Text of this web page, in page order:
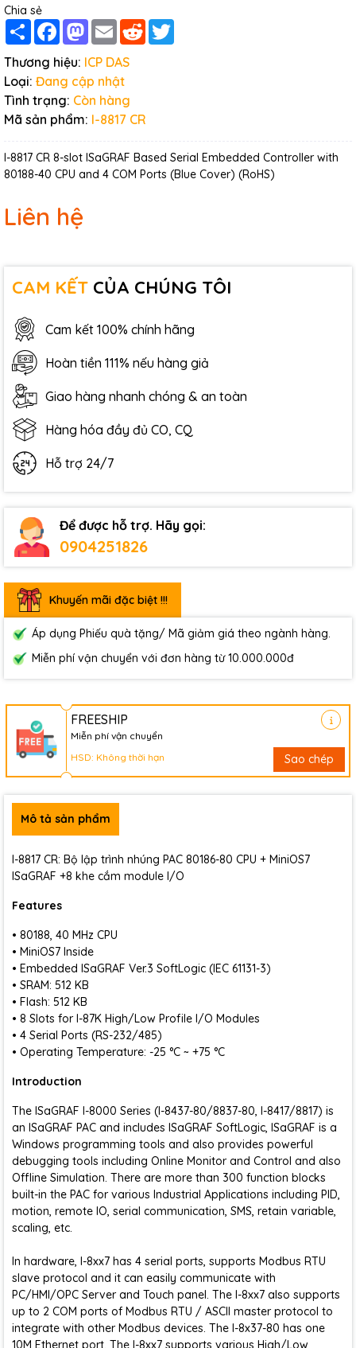
Chia sẻ
Share FacebookMastodon
Email Reddit
Thương hiệu: ICP DAS
Loại: Đang cập nhật
Tình trạng: Còn hàng
Mã sản phẩm: I-8817 CR
I-8817 CR 8-slot ISaGRAF Based Serial Embedded Controller with
80188-40 CPU and 4 COM Ports (Blue Cover) (RoHS)
Liên hệ
CAM KẾT CỦA CHÚNG TÔI
Cam kết 100% chính hãng
Hoàn tiền 111% nếu hàng giả
Giao hàng nhanh chóng & an toàn
Hàng hóa đầy đủ CO, CQ
Hỗ trợ 24/7
Để được hỗ trợ. Hãy gọi:
0904251826
Khuyến mãi đặc biệt !!!
Áp dụng Phiếu quà tặng/ Mã giảm giá theo ngành hàng.
Miễn phí vận chuyển với đơn hàng từ 10.000.000đ
FREESHIP
Miễn phí vận chuyển
HSD: Không thời hạn
Sao chép
Mô tả sản phẩm
I-8817 CR: Bộ lập trình nhúng PAC 80186-80 CPU + MiniOS7
ISaGRAF +8 khe cắm module I/O
Features
• 80188, 40 MHz CPU
• MiniOS7 Inside
• Embedded ISaGRAF Ver.3 SoftLogic (IEC 61131-3)
• SRAM: 512 KB
• Flash: 512 KB
• 8 Slots for I-87K High/Low Profile I/O Modules
• 4 Serial Ports (RS-232/485)
• Operating Temperature: -25 °C ~ +75 °C
Introduction
The ISaGRAF I-8000 Series (I-8437-80/8837-80, I-8417/8817) is
an ISaGRAF PAC and includes ISaGRAF SoftLogic, ISaGRAF is a
Windows programming tools and also provides powerful
debugging tools including Online Monitor and Control and also
Offline Simulation. There are more than 300 function blocks
built-in the PAC for various Industrial Applications including PID,
motion, remote IO, serial communication, SMS, retain variable,
scaling, etc.
In hardware, I-8xx7 has 4 serial ports, supports Modbus RTU
slave protocol and it can easily communicate with
PC/HMI/OPC Server and Touch panel. The I-8xx7 also supports
up to 2 COM ports of Modbus RTU / ASCII master protocol to
integrate with other Modbus devices. The I-8x37-80 has one
10M Ethernet port. The I-8xx7 supports various High/Low